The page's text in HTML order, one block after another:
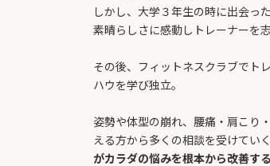
しかし、大学３年生の時に出会っ
素晴らしさに感動しトレーナーを志
その後、フィットネスクラブでト
ハウを学び独立。
姿勢や体型の崩れ、腰痛・肩こり
える方から多くの相談を受けていく
がカラダの悩みを根本から改善す